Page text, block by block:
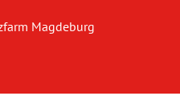
Magdeburg